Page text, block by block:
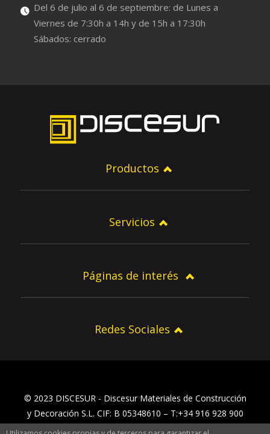
Del 6 de julio al 6 de septiembre: de Lunes a
Viernes de 7:30h a 14h y de 15h a 17:30h
Sábados: cerrado
Productos
Servicios
Páginas de interés
Redes Sociales
© 2023 DISCESUR - Discesur Materiales de Construcción
y Decoración S.L. CIF: B 05348610 – T:+34 916 928 900